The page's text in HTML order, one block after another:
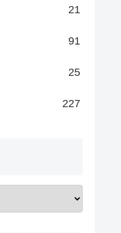
21
91
25
227